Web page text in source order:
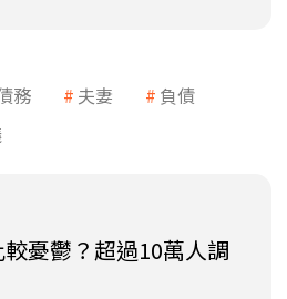
務 夫妻
負債
憂鬱？超過10萬人調